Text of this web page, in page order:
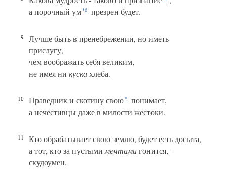
а порочный ум*б презрен будет.
9
Лучше быть в пренебрежении, но иметь
прислугу,
чем воображать себя великим,
не имея ни кускахлеба.
10 Праведник и скотину свою*
понимает,
а нечестивцы даже в милости жестоки.
11
Кто обрабатывает свою землю, будет есть досыта,
а тот, кто за пустыми мечтамигонится, -
скудоумен.